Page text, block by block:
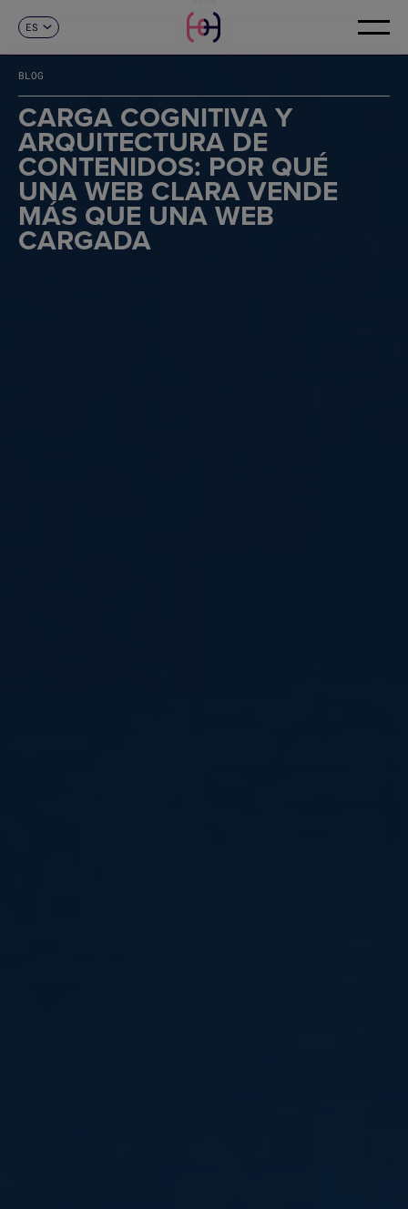
ES
FR
DE
IT
PT
CONTACTO
BLOG
CARGA COGNITIVA Y
ARQUITECTURA DE
CONTENIDOS: POR QUÉ
UNA WEB CLARA VENDE
MÁS QUE UNA WEB
CARGADA